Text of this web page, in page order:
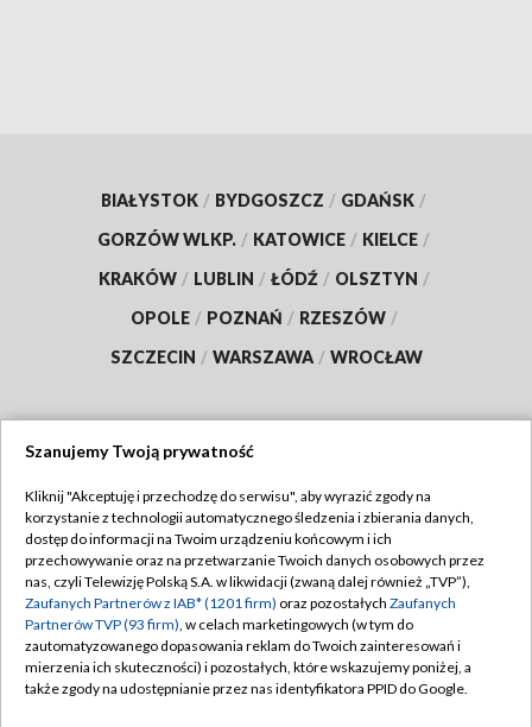
BIAŁYSTOK / BYDGOSZCZ / GDAŃSK /
GORZÓW WLKP. / KATOWICE / KIELCE /
KRAKÓW / LUBLIN / ŁÓDŹ / OLSZTYN /
OPOLE / POZNAŃ / RZESZÓW /
SZCZECIN / WARSZAWA / WROCŁAW
TVP
Abonament TVP
Emisja w TVP
Centrum informacji TVP
Naziemna Telewizja Cyfrowa
Regulamin TVP
Polityka prywatności
Moje zgody
Pomoc
Szanujemy Twoją prywatność
Kliknij "Akceptuję i przechodzę do serwisu", aby wyrazić zgody na
korzystanie z technologii automatycznego śledzenia i zbierania danych,
dostęp do informacji na Twoim urządzeniu końcowym i ich
przechowywanie oraz na przetwarzanie Twoich danych osobowych przez
nas, czyli Telewizję Polską S.A. w likwidacji (zwaną dalej również „TVP”),
Zaufanych Partnerów z IAB* (1201 firm) oraz pozostałych Zaufanych
Partnerów TVP (93 firm), w celach marketingowych (w tym do
zautomatyzowanego dopasowania reklam do Twoich zainteresowań i
mierzenia ich skuteczności) i pozostałych, które wskazujemy poniżej, a
także zgody na udostępnianie przez nas identyfikatora PPID do Google.